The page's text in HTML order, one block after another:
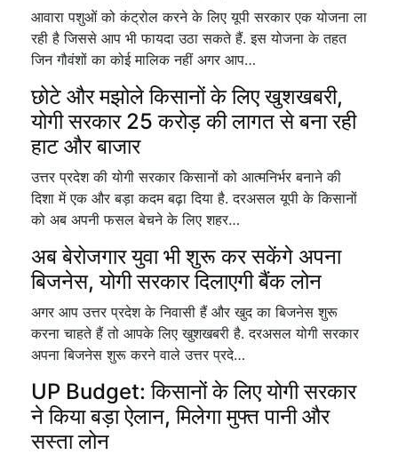
आवारा पशुओं को कंट्रोल करने के लिए यूपी सरकार एक योजना ला
रही है जिससे आप भी फायदा उठा सकते हैं. इस योजना के तहत
जिन गौवंशों का कोई मालिक नहीं अगर आप…
छोटे और मझोले किसानों के लिए खुशखबरी,
योगी सरकार 25 करोड़ की लागत से बना रही
हाट और बाजार
उत्तर प्रदेश की योगी सरकार किसानों को आत्मनिर्भर बनाने की
दिशा में एक और बड़ा कदम बढ़ा दिया है. दरअसल यूपी के किसानों
को अब अपनी फसल बेचने के लिए शहर…
अब बेरोजगार युवा भी शुरू कर सकेंगे अपना
बिजनेस, योगी सरकार दिलाएगी बैंक लोन
अगर आप उत्तर प्रदेश के निवासी हैं और खुद का बिजनेस शुरू
करना चाहते हैं तो आपके लिए खुशखबरी है. दरअसल योगी सरकार
अपना बिजनेस शुरू करने वाले उत्तर प्रदे…
UP Budget: किसानों के लिए योगी सरकार
ने किया बड़ा ऐलान, मिलेगा मुफ्त पानी और
सस्ता लोन